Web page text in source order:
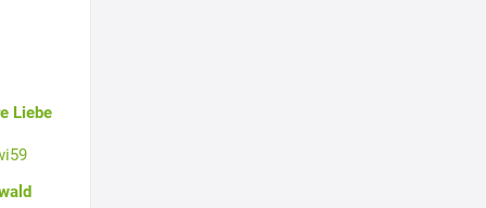
Liebe